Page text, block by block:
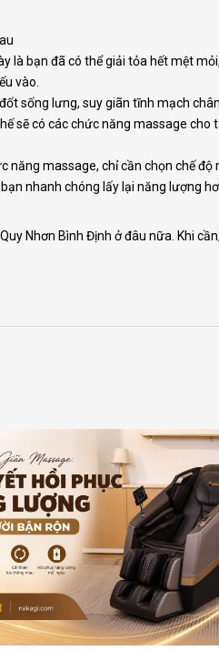
là bạn đã có thể giải tỏa hết mệt
vào.
sống lưng, suy giãn tĩnh mạch
sẽ có các chức năng massage cho
năng massage, chỉ cần chọn chế
nhanh chóng lấy lại năng lượng
Nhơn Bình Định ở đâu nữa. Khi